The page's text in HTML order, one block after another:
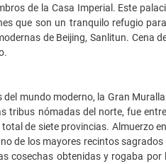
de la Casa Imperial. Este
que son un tranquilo refugio
de Beijing, Sanlitun. Cena
mundo moderno, la Gran
nómadas del norte, fue
de siete provincias. Almuerzo
de los mayores recintos
cosechas obtenidas y rogaba por